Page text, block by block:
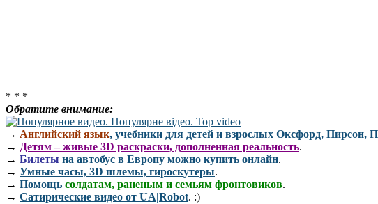
* * *
Обратите внимание:
→ Английский язык, учебники для детей и взрослых Оксфорд, Пирсон,
→ Детям – живые 3D раскраски, дополненная реальность.
→ Билеты на автобус в Европу можно купить онлайн.
→ Умные часы, 3D шлемы, гироскутеры.
→ Помощь солдатам, раненым и семьям фронтовиков.
→ Сатирические видео от UA|Robot. :)